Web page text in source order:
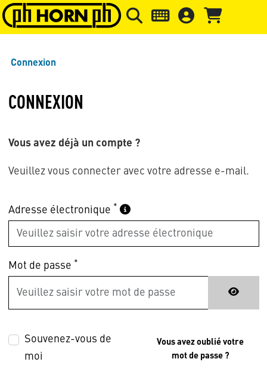
Skip to main content Passer à l'en-tête de la page
Connexion
CONNEXION
Vous avez déjà un compte ?
Veuillez vous connecter avec votre adresse e-mail.
Adresse électronique *
Mot de passe *
Souvenez-vous de
moi
Vous avez oublié votre
mot de passe ?